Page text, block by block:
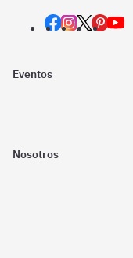
Eventos
Nosotros